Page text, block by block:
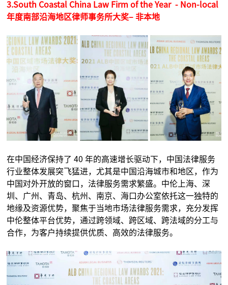
3.South Coastal China Law Firm of the Year - Non-local
年度南部沿海地区律师事务所大奖– 非本地
在中国经济保持了 40 年的高速增长驱动下，中国法律服务
行业整体发展突飞猛进，尤其是中国沿海城市和地区，作为
中国对外开放的窗口，法律服务需求繁盛。中伦上海、深
圳、广州、青岛、杭州、南京、海口办公室依托这一独特的
地缘及资源优势，聚焦于当地市场法律服务需求，充分发挥
中伦整体平台优势，通过跨领域、跨区域、跨法域的分工与
合作，为客户持续提供优质、高效的法律服务。